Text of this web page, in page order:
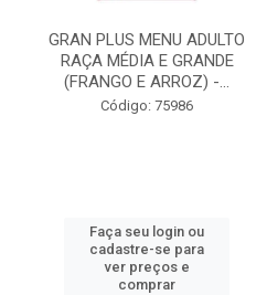
GRAN PLUS MENU ADULTO
RAÇA MÉDIA E GRANDE
(FRANGO E ARROZ) -...
Código: 75986
Faça seu login ou
cadastre-se para
ver preços e
comprar